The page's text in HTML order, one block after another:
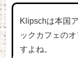
Klipschは本国
ックカフェの
すよね。